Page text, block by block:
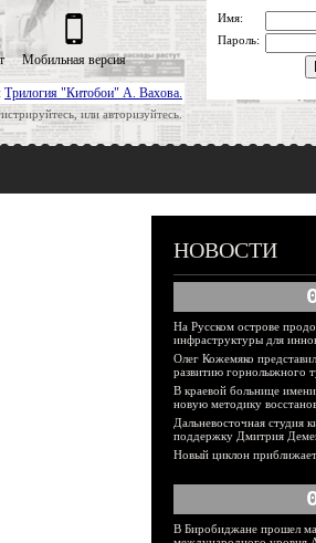
Трилогия "Китобои" А. Вахова.
или авторизуйтесь.
Мобильная версия
Имя:
Пароль:
НОВОСТИ
На Русском острове
инфраструктуры для
Олег Кожемяко
развитию горнолыжного
В краевой больнице
новую методику
Дальневосточная студия
поддержку Дмитрия
Новый циклон
В Биробиджане прошел